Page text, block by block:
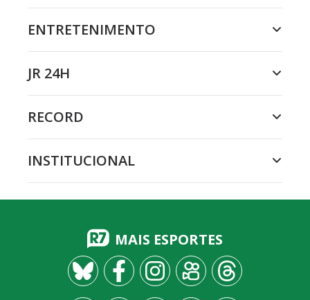
ENTRETENIMENTO
JR 24H
RECORD
INSTITUCIONAL
MAIS ESPORTES